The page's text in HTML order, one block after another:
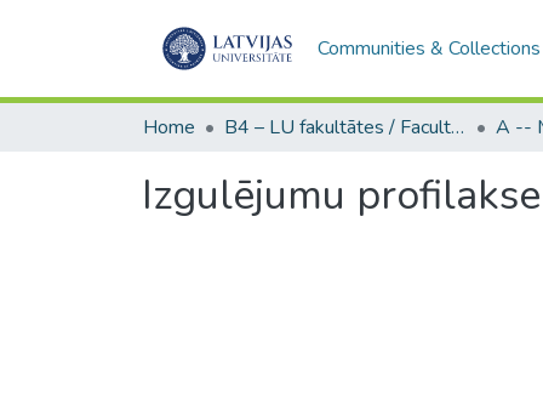
Communities & Collections
Home B4 – LU fakultātes / Faculties of the UL
Izgulējumu